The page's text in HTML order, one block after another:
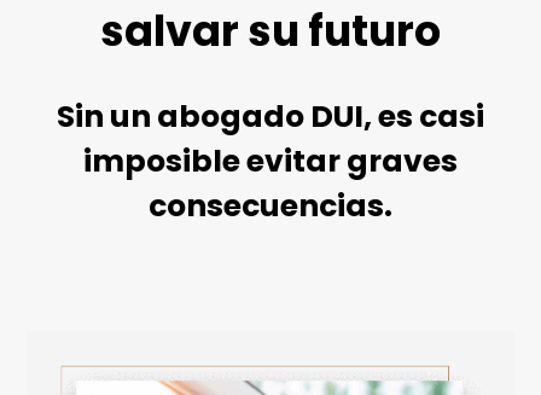
salvar su futuro
Sin un abogado DUI, es casi
imposible evitar graves
consecuencias.